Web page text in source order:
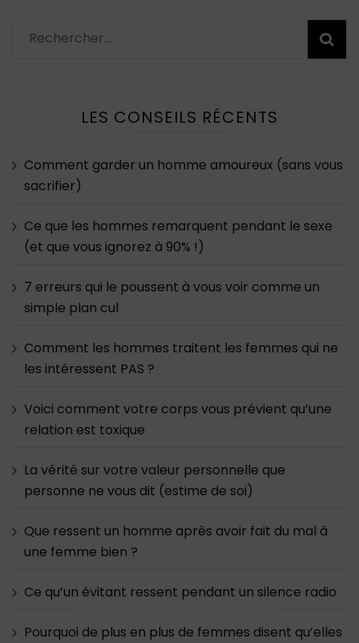
Rechercher :
LES CONSEILS RÉCENTS
Comment garder un homme amoureux (sans vous
sacrifier)
Ce que les hommes remarquent pendant le sexe
(et que vous ignorez à 90% !)
7 erreurs qui le poussent à vous voir comme un
simple plan cul
Comment les hommes traitent les femmes qui ne
les intéressent PAS ?
Voici comment votre corps vous prévient qu’une
relation est toxique
La vérité sur votre valeur personnelle que
personne ne vous dit (estime de soi)
Que ressent un homme après avoir fait du mal à
une femme bien ?
Ce qu’un évitant ressent pendant un silence radio
Pourquoi de plus en plus de femmes disent qu’elles